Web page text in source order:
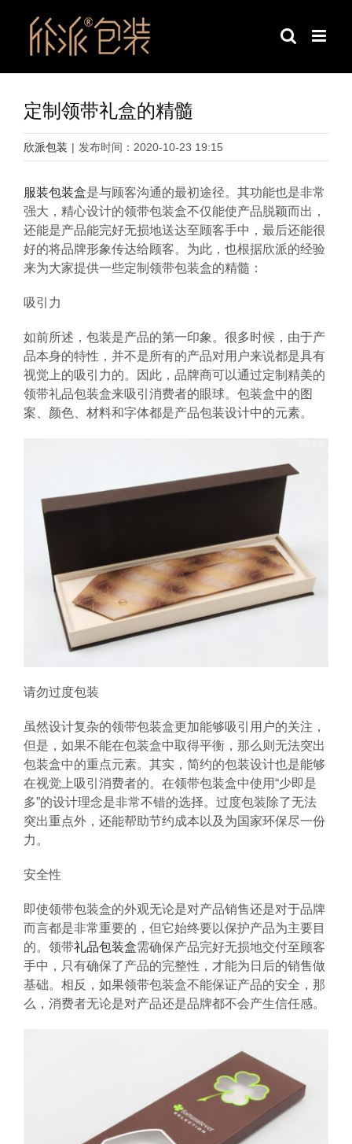
定制领带礼盒的精髓
欣派包装 | 发布时间：2020-10-23 19:15
服装包装盒是与顾客沟通的最初途径。其功能也是非常
强大，精心设计的领带包装盒不仅能使产品脱颖而出，
还能是产品能完好无损地送达至顾客手中，最后还能很
好的将品牌形象传达给顾客。为此，也根据欣派的经验
来为大家提供一些定制领带包装盒的精髓：
吸引力
如前所述，包装是产品的第一印象。很多时候，由于产
品本身的特性，并不是所有的产品对用户来说都是具有
视觉上的吸引力的。因此，品牌商可以通过定制精美的
领带礼品包装盒来吸引消费者的眼球。包装盒中的图
案、颜色、材料和字体都是产品包装设计中的元素。
请勿过度包装
虽然设计复杂的领带包装盒更加能够吸引用户的关注，
但是，如果不能在包装盒中取得平衡，那么则无法突出
包装盒中的重点元素。其实，简约的包装设计也是能够
在视觉上吸引消费者的。在领带包装盒中使用“少即是
多”的设计理念是非常不错的选择。过度包装除了无法
突出重点外，还能帮助节约成本以及为国家环保尽一份
力。
安全性
即使领带包装盒的外观无论是对产品销售还是对于品牌
而言都是非常重要的，但它始终要以保护产品为主要目
的。领带礼品包装盒需确保产品完好无损地交付至顾客
手中，只有确保了产品的完整性，才能为日后的销售做
基础。相反，如果领带包装盒不能保证产品的安全，那
么，消费者无论是对产品还是品牌都不会产生信任感。